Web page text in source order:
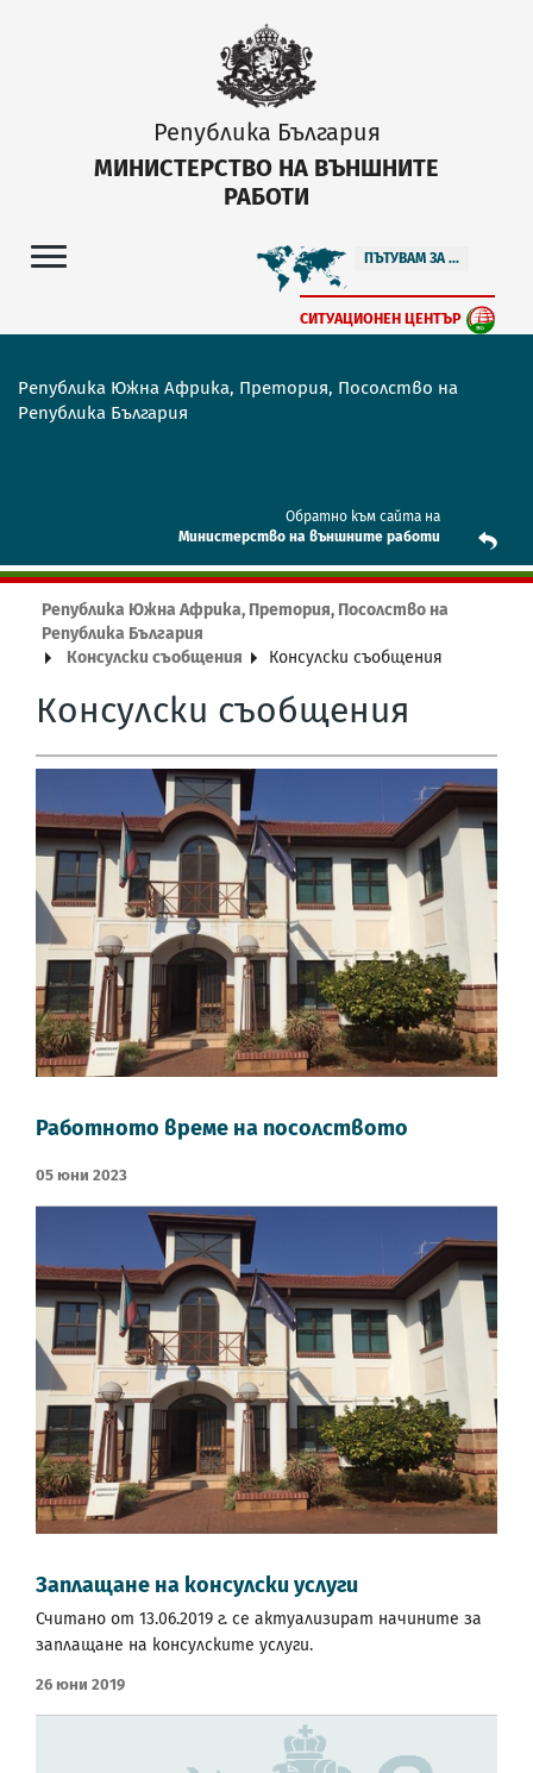
Република България
МИНИСТЕРСТВО НА ВЪНШНИТЕ
РАБОТИ
ПЪТУВАМ ЗА ...
СИТУАЦИОНЕН ЦЕНТЪР
Република Южна Африка, Претория, Посолство на
Република България
Обратно към сайта на
Mинистерство на външните работи
Република Южна Африка, Претория, Посолство на
Република България
Консулски съобщения
Консулски съобщения
Консулски съобщения
Работното време на посолството
05 Юни 2023
Заплащане на консулски услуги
Считано от 13.06.2019 г. се актуализират начините за
заплащане на консулските услуги.
26 Юни 2019